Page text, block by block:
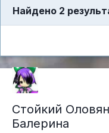
Найдено 2
Стойкий
Балерина